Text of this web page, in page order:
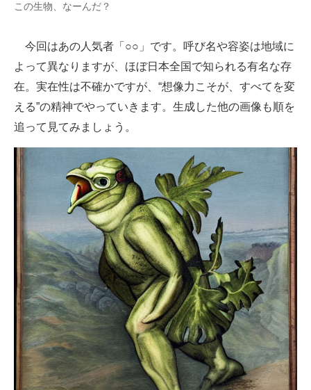
この生物、なーんだ？
今回はあの人気者「○○」です。呼び名や容姿は地域に
よって異なりますが、ほぼ日本全国で知られる有名な存
在。実在性は不確かですが、“想像力こそが、すべてを変
える”の精神でやっていきます。生成した他の画像も順を
追って見てみましょう。